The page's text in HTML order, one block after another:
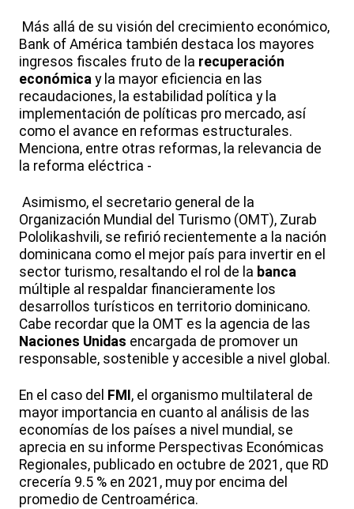
Más allá de su visión del crecimiento económico,
Bank of América también destaca los mayores
ingresos fiscales fruto de la recuperación
económica y la mayor eficiencia en las
recaudaciones, la estabilidad política y la
implementación de políticas pro mercado, así
como el avance en reformas estructurales.
Menciona, entre otras reformas, la relevancia de
la reforma eléctrica -
Asimismo, el secretario general de la
Organización Mundial del Turismo (OMT), Zurab
Pololikashvili, se refirió recientemente a la nación
dominicana como el mejor país para invertir en el
sector turismo, resaltando el rol de la banca
múltiple al respaldar financieramente los
desarrollos turísticos en territorio dominicano.
Cabe recordar que la OMT es la agencia de las
Naciones Unidas encargada de promover un
responsable, sostenible y accesible a nivel global.
En el caso del FMI , el organismo multilateral de
mayor importancia en cuanto al análisis de las
economías de los países a nivel mundial, se
aprecia en su informe Perspectivas Económicas
Regionales, publicado en octubre de 2021, que RD
crecería 9.5 % en 2021, muy por encima del
promedio de Centroamérica.